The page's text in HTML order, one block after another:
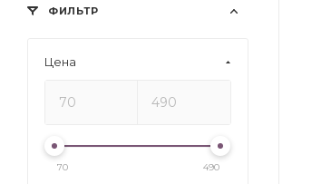
ФИЛЬТР
Цена
70 490